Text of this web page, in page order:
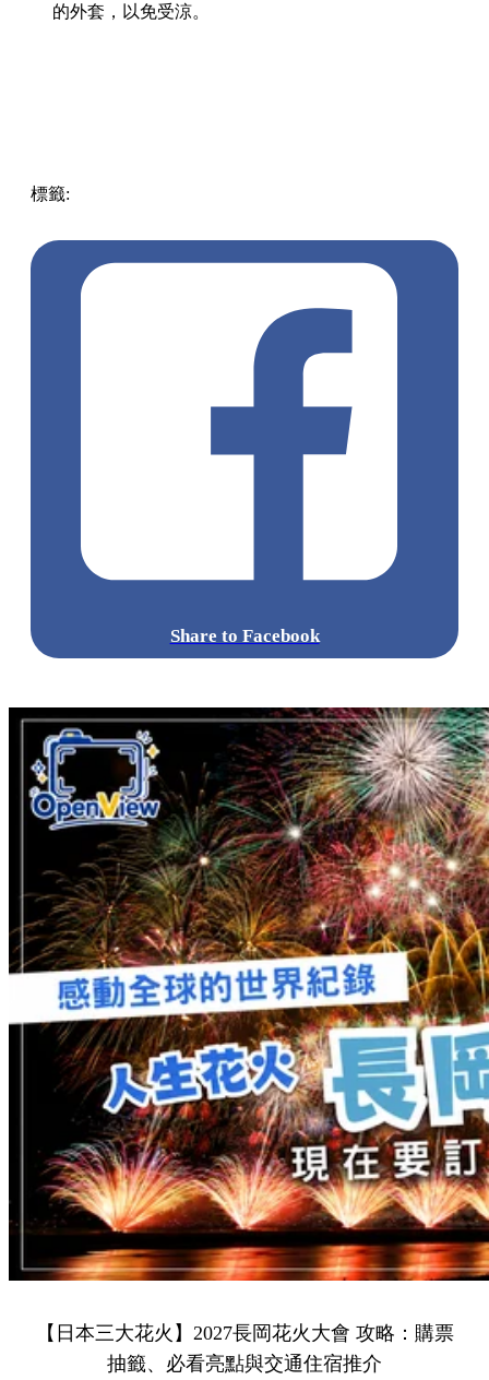
的外套，以免受涼。
標籤:
Share to Facebook
【日本三大花火】2027長岡花火大會 攻略：購票
抽籤、必看亮點與交通住宿推介